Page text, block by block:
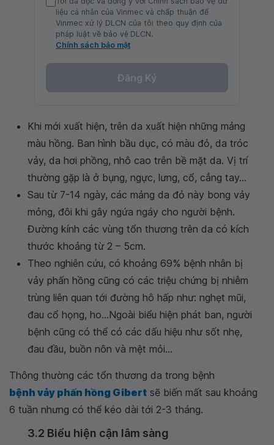
liệu cá nhân của Vinmec và chấp thuận để
Vinmec xử lý DLCN của tôi theo quy định của
pháp luật về bảo vệ DLCN.
Chính sách bảo mật
Đăng Ký
Khi mới xuất hiện, trên da xuất hiện những mảng
màu hồng. Ban hình bầu dục, có màu đỏ, da tróc
vảy, da hơi phồng, nhô cao trên bề mặt da. Vị trí
thường gặp là ở bụng, ngực, lưng, cổ, cẳng tay...
Sau từ 7-14 ngày, các mảng da đỏ này bong vảy
mỏng, đôi khi gây ngứa ngáy cho người bệnh.
Đường kính các vùng tổn thương trên da có kích
thước khoảng từ 2 – 5cm.
Theo nghiên cứu, có khoảng 69% bệnh nhân bị
vảy phấn hồng cũng có các triệu chứng bị nhiễm
trùng liên quan tới đường hô hấp như: nghẹt mũi,
đau cổ họng, ho...Ngoài biểu hiện phát ban, người
bệnh cũng có thể có các dấu hiệu như sốt nhẹ,
đau đầu, buồn nôn và mệt mỏi...
Thông thường các tổn thương da trong bệnh
bệnh vảy phấn hồng Gibert sẽ biến mất sau khoảng
6 tuần nhưng có thể kéo dài tới 2-3 tháng.
3.2 Biểu hiện cận lâm sàng